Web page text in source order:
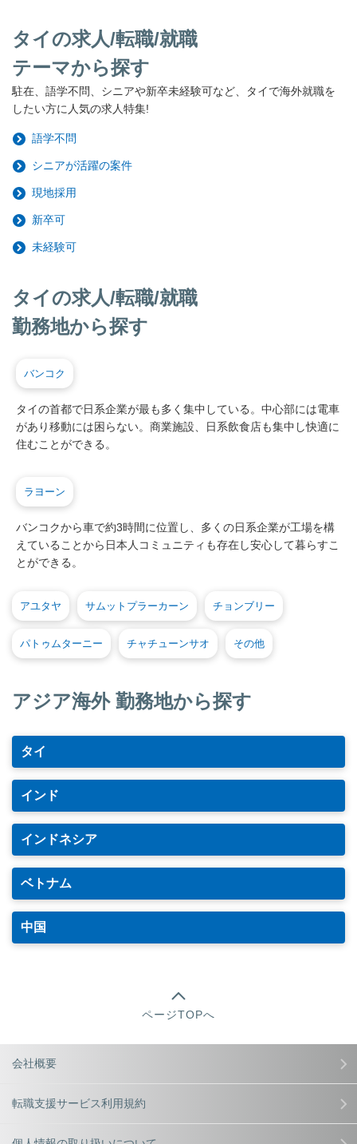
タイの求人/転職/就職
テーマから探す
駐在、語学不問、シニアや新卒未経験可など、タイで海外就職を
したい方に人気の求人特集!
語学不問
シニアが活躍の案件
現地採用
新卒可
未経験可
タイの求人/転職/就職
勤務地から探す
バンコク
タイの首都で日系企業が最も多く集中している。中心部には電車
があり移動には困らない。商業施設、日系飲食店も集中し快適に
住むことができる。
ラヨーン
バンコクから車で約3時間に位置し、多くの日系企業が工場を構
えていることから日本人コミュニティも存在し安心して暮らすこ
とができる。
アユタヤ サムットプラーカーン チョンブリー
パトゥムターニー チャチューンサオ その他
アジア海外 勤務地から探す
タイ
インド
インドネシア
ベトナム
中国
ページTOPへ
会社概要
転職支援サービス利用規約